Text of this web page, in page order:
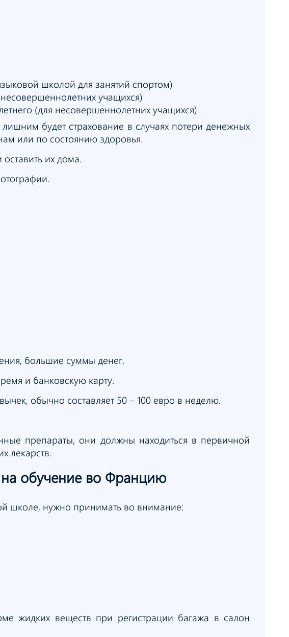
школой для занятий спортом)
учащихся)
(для несовершеннолетних учащихся)
будет страхование в случаях потери денежных
или по состоянию здоровья.
их дома.
большие суммы денег.
и банковскую карту.
обычно составляет 50 – 100 евро в неделю.
препараты, они должны находиться в первичной
лекарств.
на обучение во Францию
школе, нужно принимать во внимание:
жидких веществ при регистрации багажа в салон